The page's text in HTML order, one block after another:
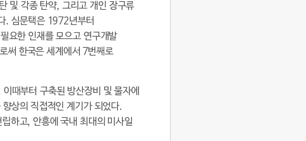
및 각종 탄약, 그리고 개인 장구류
. 심문택은 1972년부터
요한 인재를 모으고 연구개발
써 한국은 세계에서 7번째로
때부터 구축된 방산장비 및 물자에
상의 직접적인 계기가 되었다.
하고, 안흥에 국내 최대의 미사일